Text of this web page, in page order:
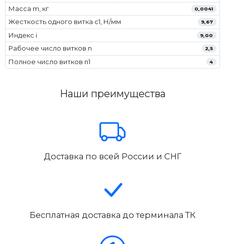
Масса m, кг 0,0041
Жесткость одного витка c1, Н/мм 9,67
Индекс i 9,00
Рабочее число витков n 2,5
Полное число витков n1 4
Наши преимущества
Доставка по всей России и СНГ
Бесплатная доставка до терминала ТК